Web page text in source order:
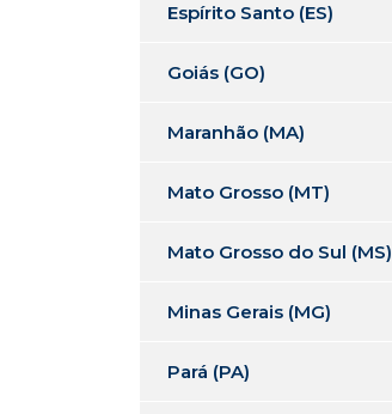
Espírito Santo (ES)
Goiás (GO)
Maranhão (MA)
Mato Grosso (MT)
Mato Grosso do Sul (MS)
Minas Gerais (MG)
Pará (PA)